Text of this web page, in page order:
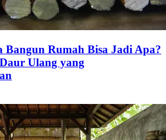
Bangun Rumah Bisa Jadi Apa?
Ulang yang